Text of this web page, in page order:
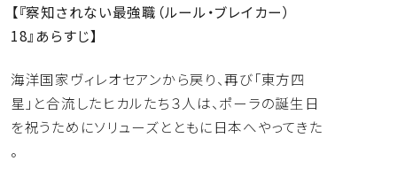
【『察知されない最強職（ルール・ブレイカー）
18』あらすじ】
海洋国家ヴィレオセアンから戻り、再び「東方四
星」 と合流したヒカルたち３人は、 ポーラの誕生日
を祝うためにソリューズとともに日本へやってきた
。